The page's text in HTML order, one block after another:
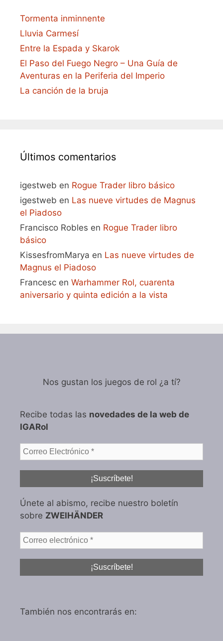
Tormenta inminnente
Lluvia Carmesí
Entre la Espada y Skarok
El Paso del Fuego Negro – Una Guía de
Aventuras en la Periferia del Imperio
La canción de la bruja
Últimos comentarios
igestweb en Rogue Trader libro básico
igestweb en Las nueve virtudes de Magnus
el Piadoso
Francisco Robles en Rogue Trader libro
básico
KissesfromMarya en Las nueve virtudes de
Magnus el Piadoso
Francesc en Warhammer Rol, cuarenta
aniversario y quinta edición a la vista
Nos gustan los juegos de rol ¿a tí?
Recibe todas las novedades de la web de
IGARol
Únete al abismo, recibe nuestro boletín
sobre ZWEIHÄNDER
También nos encontrarás en: